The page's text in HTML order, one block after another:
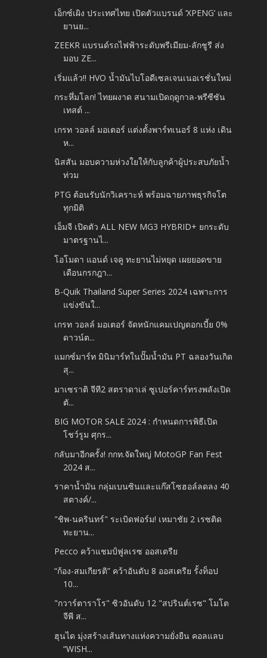
เอ็กซ์เผิง ประเทศไทย เปิดตัวแบรนด์ ‘XPENG’ และ
ยานย...
ZEEKR แบรนด์รถไฟฟ้าระดับพรีเมียม-ลักชูรี ส่ง
มอบ ZE...
เริ่มแล้ว!! HVO น้ำมันไบโอดีเซลเจนเนอเรชั่นใหม่
กระหึ่มโลก! ไทยผงาด สนามเปิดฤดูกาล-พรีซีซัน
เทสต์ ...
เกรท วอลล์ มอเตอร์ แต่งตั้งพาร์ทเนอร์ 8 แห่ง เดิน
ห...
นิสสัน มอบความห่วงใยให้กับลูกค้าผู้ประสบภัยน้ำ
ท่วม
PTG ต้อนรับนักวิเคราะห์ พร้อมฉายภาพธุรกิจโต
ทุกมิติ
เอ็มจี เปิดตัว ALL NEW MG3 HYBRID+ ยกระดับ
มาตรฐานไ...
โอโมดา แอนด์ เจคู ทะยานไม่หยุด เผยยอดขาย
เดือนกรกฎา...
B-Quik Thailand Super Series 2024 เฉพาะการ
แข่งขันใ...
เกรท วอลล์ มอเตอร์ จัดหนักแคมเปญดอกเบี้ย 0%
ดาวน์ต...
แมกซ์มาร์ท มินิมาร์ทในปั๊มน้ำมัน PT ฉลองวันเกิด
สุ...
มาเซราติ จีที2 สตราดาเล่ ซูเปอร์คาร์ทรงพลังเปิด
ตั...
BIG MOTOR SALE 2024 : กำหนดการพิธีเปิด
โชว์รูม ศุกร...
กลับมาอีกครั้ง! กกท.จัดใหญ่ MotoGP Fan Fest
2024 ส...
ราคาน้ำมัน กลุ่มเบนซินและแก๊สโซฮอล์ลดลง 40
สตางค์/...
"ชิพ-นครินทร์" ระเบิดฟอร์ม! เหมาชัย 2 เรซติด
ทะยาน...
Pecco คว้าแชมป์ฟูลเรซ ออสเตรีย
“ก้อง-สมเกียรติ” คว้าอันดับ 8 ออสเตรีย รั้งท็อป
10...
"กวาร์ตาราโร" ซิวอันดับ 12 "สปรินต์เรซ" โมโต
จีพี ส...
ฮุนได มุ่งสร้างเส้นทางแห่งความยั่งยืน คอลแลบ
“WISH...